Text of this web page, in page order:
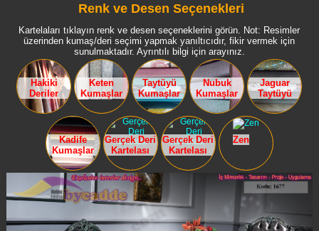
Renk ve Desen Seçenekleri
Kartelaları tıklayın renk ve desen seçeneklerini görün. Not: Resimler
üzerinden kumaş/deri seçimi yapmak yanıltıcıdır, fikir vermek için
sunulmaktadır. Ayrıntılı bilgi için arayınız.
Hakiki
Deriler
Keten
Kumaşlar
Taytüyü
Kumaşlar
Nubuk
Kumaşlar
Jaguar
Taytüyü
Kadife
Kumaşlar
Gerçek Deri
Kartelası
Gerçek Deri
Kartelası
Zen